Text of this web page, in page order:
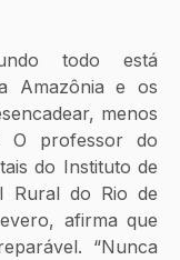
todo está
Amazônia e os
menos
O professor do
do Instituto de
Rural do Rio de
afirma que
“Nunca